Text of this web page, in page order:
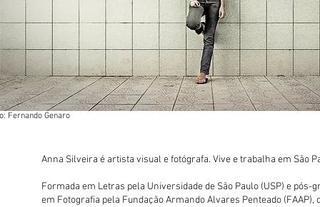
Fernando Genaro
Anna Silveira é artista visual e fotógrafa. Vive e trabalha em São
Formada em Letras pela Universidade de São Paulo (USP) e pós-
em Fotografia pela Fundação Armando Alvares Penteado (FAAP),